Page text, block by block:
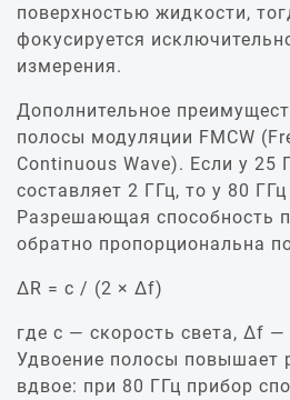
поверхностью жидкости,
фокусируется
измерения.
Дополнительное
полосы модуляции FMCW
Continuous Wave). Если у 25
составляет 2 ГГц, то у 80
Разрешающая способность
обратно пропорциональна
ΔR = c / (2 × Δf)
где c — скорость света, Δf
Удвоение полосы повышает
вдвое: при 80 ГГц прибор